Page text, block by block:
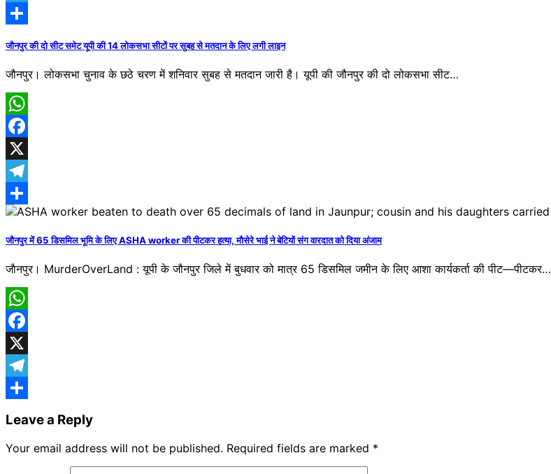
Telegram
जौनपुर की दो सीट समेट यूपी की 14 लोकसभा सीटों पर सुबह से मतदान के लिए लगी लाइन
जौनपुर। लोकसभा चुनाव के छठे चरण में शनिवार सुबह से मतदान जारी है। यूपी की जौनपुर की दो लोकसभा सीट…
WhatsApp
Facebook
X
Telegram
Share
जौनपुर में 65 डिसमिल भूमि के लिए ASHA worker की पीटकर हत्या, मौसेरे भाई ने बेटियों संग वारदात को दिया अंजाम
जाैनपुर। MurderOverLand : यूपी के जौनपुर जिले में बुधवार को मात्र 65 डिसमिल जमीन के लिए आशा कार्यकर्ता की पीट—पीटकर…
WhatsApp
Facebook
X
Telegram
Leave a Reply
Your email address will not be published. Required fields are marked *